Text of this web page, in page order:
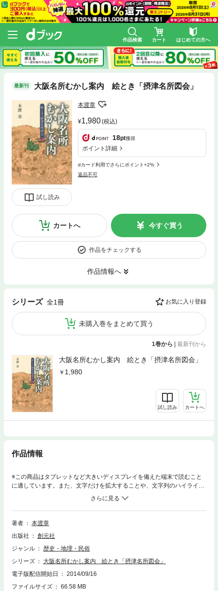
作品検索 カート はじめての方へ
最新刊 大阪名所むかし案内 絵とき「摂津名所図会」
試し読み
本渡章
1,980(税込)
18pt獲得
ポイント詳細
dカード利用でさらにポイント+2%
返品不可
カートへ 今すぐ買う
作品をチェックする
作品情報へ
シリーズ 全1冊 お気に入り登録
未購入巻をまとめて買う
1巻から 最新刊から
大阪名所むかし案内 絵とき「摂津名所図会」
1,980
試し読み カートへ
作品情報
※この商品はタブレットなど大きいディスプレイを備えた端末で読むこと
に適しています。また、文字だけを拡大することや、文字列のハイライ
ト、検索、辞書の参照、引用などの機能が使用できません。江戸時代の大
ヒット旅行書シリーズ「摂津名所図会」から場面を厳選し、絵ときスタイ
ルで古今の習俗や生活、人間模様を活写する案内書。見開き大の名所絵で
全体を鑑賞し、細部に肉薄して謎をとく、見応えと読み応えを兼ね備えた
味わいながら、現代につながる生活文化と歴史・地理がわかる全三十六景
の名所が登場。
著者
本渡章
出版社
創元社
ジャンル
歴史・地理・民俗
シリーズ
大阪名所むかし案内 絵とき「摂津名所図会」
電子版配信開始日
2014/09/16
ファイルサイズ
66.58 MB